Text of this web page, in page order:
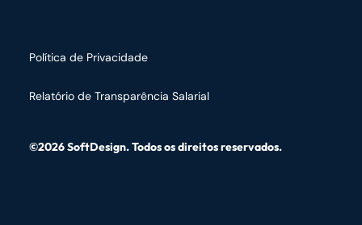
©2026 SoftDesign. Todos os direitos reservados.
Política de Privacidade
Relatório de Transparência Salarial